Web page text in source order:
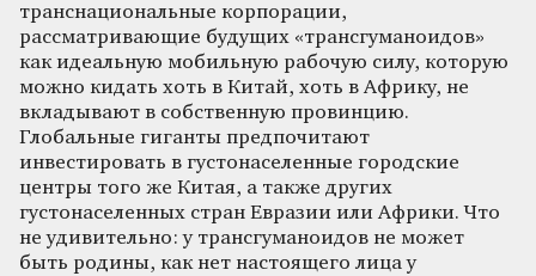
транснациональные корпорации,
рассматривающие будущих «трансгуманоидов»
как идеальную мобильную рабочую силу, которую
можно кидать хоть в Китай, хоть в Африку, не
вкладывают в собственную провинцию.
Глобальные гиганты предпочитают
инвестировать в густонаселенные городские
центры того же Китая, а также других
густонаселенных стран Евразии или Африки. Что
не удивительно: у трансгуманоидов не может
быть родины, как нет настоящего лица у